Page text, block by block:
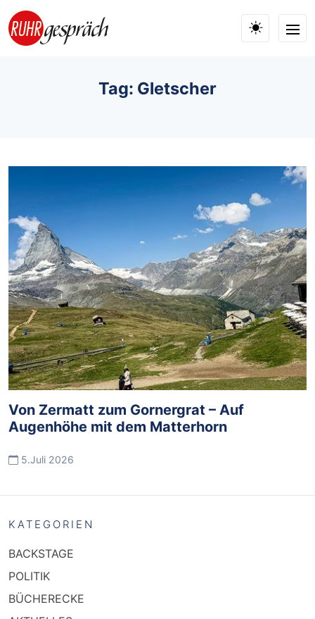
Skip to main content
Tag: Gletscher
Von Zermatt zum Gornergrat – Auf
Augenhöhe mit dem Matterhorn
5.Juli 2026
KATEGORIEN
BACKSTAGE
POLITIK
BÜCHERECKE